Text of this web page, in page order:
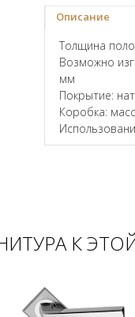
Описание
Толщина
Возможно
мм
Покрытие:
Коробка:
К